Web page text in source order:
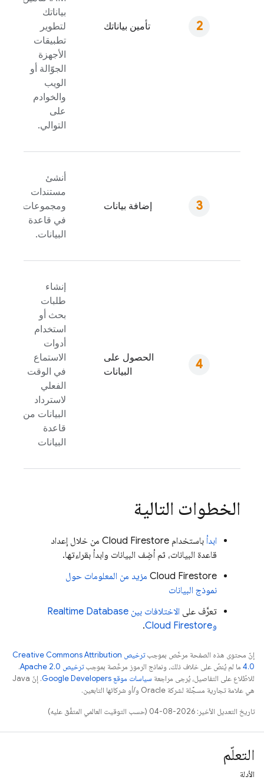
تأمين بياناتك
بياناتك
لتطوير
تطبيقات
الأجهزة
الجوّالة أو
الويب
والخوادم
على
التوالي.
إضافة بيانات
أنشئ
مستندات
ومجموعات
في قاعدة
البيانات.
الحصول على
البيانات
إنشاء
طلبات
بحث أو
استخدام
أدوات
الاستماع
في الوقت
الفعلي
لاسترداد
البيانات من
قاعدة
البيانات
الخطوات التالية
ابدأ باستخدام Cloud Firestore من خلال إعداد
قاعدة البيانات، ثم أضِف البيانات وابدأ بقراءتها.
Cloud Firestore مزيد من المعلومات حول
نموذج البيانات
تعرَّف على الاختلافات بين Realtime Database
وCloud Firestore
.
إنّ محتوى هذه الصفحة مرخّص بموجب
ترخيص Creative Commons Attribution
4.0‏ ما لم يُنصّ على خلاف ذلك، ونماذج الرموز مرخّصة بموجبترخيص Apache 2.0‏
.
للاطّلاع على التفاصيل، يُرجى مراجعة سياسات موقع Google Developers‏
. إنّ Java
هي علامة تجارية مسجَّلة لشركة Oracle و/أو شركائها التابعين.
تاريخ التعديل الأخير: 2026-08-04 (حسب التوقيت العالمي المتفَّق عليه)
التعلّم
الأدلة